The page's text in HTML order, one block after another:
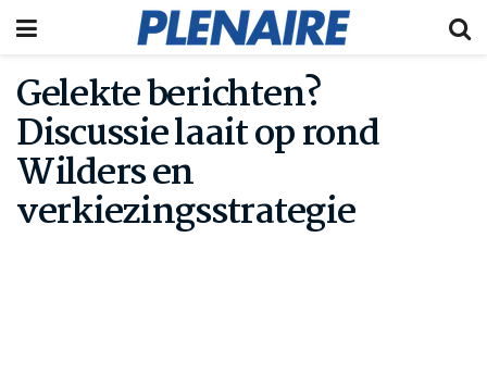
Gelekte berichten?
Discussie laait op rond
Wilders en
verkiezingsstrategie